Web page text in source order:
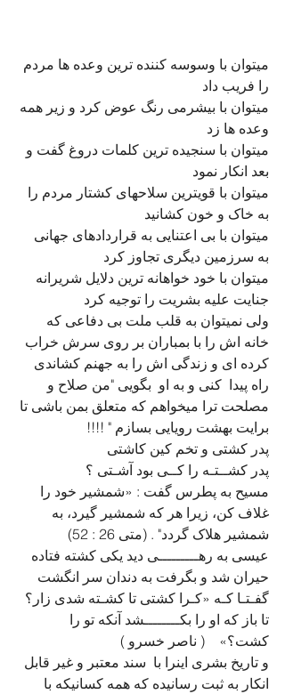
میتوان با وسوسه کننده ترین وعده ها مردم
را فریب داد
میتوان با بیشرمی رنگ عوض کرد و زیر همه
وعده ها زد
میتوان با سنجیده ترین کلمات دروغ گفت و
بعد انکار نمود
میتوان با قویترین سلاحهای کشتار مردم را
به خاک و خون کشانید
میتوان با بی اعتنایی به قراردادهای جهانی
به سرزمین دیگری تجاوز کرد
میتوان با خود خواهانه ترین دلایل شریرانه
جنایت علیه بشریت را توجیه کرد
ولی نمیتوان به قلب ملت بی دفاعی که
خانه اش را با بمباران بر روی سرش خراب
کرده ای و زندگی اش را به جهنم کشاندی
راه پیدا  کنی و به او  بگویی "من صلاح و
مصلحت ترا میخواهم که متعلق بمن باشی تا
برایت بهشت رویایی بسازم " !!!!
پدر کشتی و تخم کین کاشتی
پدر کشــتـه را کــی بود آشـتی ؟
مسیح به پطرس گفت : «شمشیر خود را
غلاف کن، زیرا هر که شمشیر گیرد، به
شمشیر هلاک گردد" . (متی 26 : 52)
عیسی به رهـــــــــی دید یکی کشته فتاده
حیران شد و بگرفت به دندان سر انگشت
گفـتـا کـه «کـرا کشتی تا کشـته شدی زار؟
تا باز که او را بکــــــــشد آنکه تو را
کشت؟»    ( ناصر خسرو )
و تاریخ بشری اینرا با  سند معتبر و غیر قابل
انکار به ثبت رسانیده که همه کسانیکه با